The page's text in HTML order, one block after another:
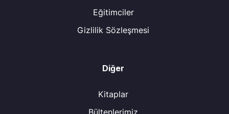
Eğitimciler
Gizlilik Sözleşmesi
Diğer
Kitaplar
Bültenlerimiz